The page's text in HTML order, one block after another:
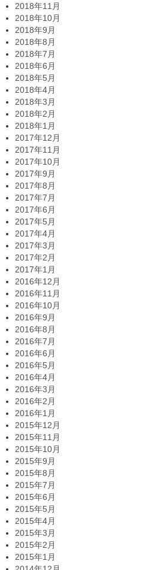
2018年11月
2018年10月
2018年9月
2018年8月
2018年7月
2018年6月
2018年5月
2018年4月
2018年3月
2018年2月
2018年1月
2017年12月
2017年11月
2017年10月
2017年9月
2017年8月
2017年7月
2017年6月
2017年5月
2017年4月
2017年3月
2017年2月
2017年1月
2016年12月
2016年11月
2016年10月
2016年9月
2016年8月
2016年7月
2016年6月
2016年5月
2016年4月
2016年3月
2016年2月
2016年1月
2015年12月
2015年11月
2015年10月
2015年9月
2015年8月
2015年7月
2015年6月
2015年5月
2015年4月
2015年3月
2015年2月
2015年1月